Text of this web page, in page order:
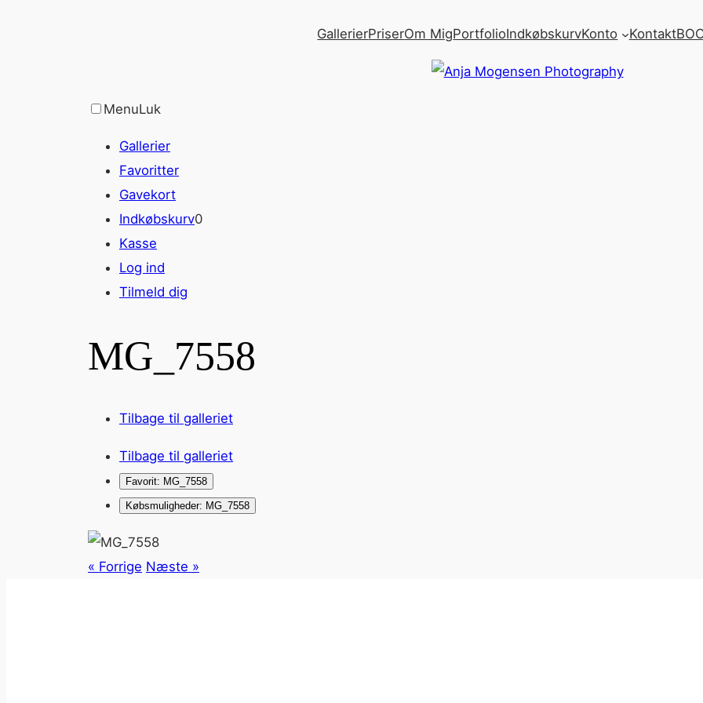
GallerierPriserOm MigPortfolioIndkøbskurvKonto Kontakt
MenuLuk
Gallerier
Favoritter
Gavekort
Indkøbskurv0
Kasse
Log ind
Tilmeld dig
MG_7558
Tilbage til galleriet
Tilbage til galleriet
Favorit: MG_7558
Købsmuligheder: MG_7558
« Forrige Næste »